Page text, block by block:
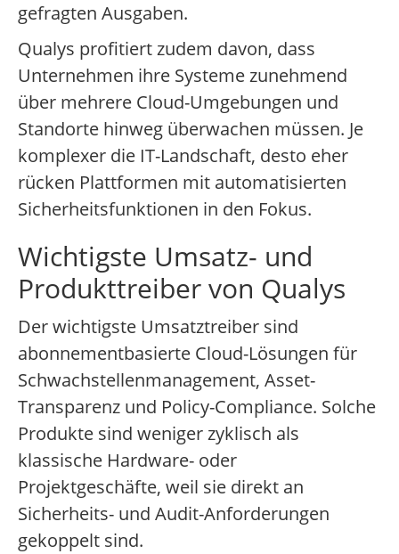
gefragten Ausgaben.
Qualys profitiert zudem davon, dass
Unternehmen ihre Systeme zunehmend
über mehrere Cloud-Umgebungen und
Standorte hinweg überwachen müssen. Je
komplexer die IT-Landschaft, desto eher
rücken Plattformen mit automatisierten
Sicherheitsfunktionen in den Fokus.
Wichtigste Umsatz- und
Produkttreiber von Qualys
Der wichtigste Umsatztreiber sind
abonnementbasierte Cloud-Lösungen für
Schwachstellenmanagement, Asset-
Transparenz und Policy-Compliance. Solche
Produkte sind weniger zyklisch als
klassische Hardware- oder
Projektgeschäfte, weil sie direkt an
Sicherheits- und Audit-Anforderungen
gekoppelt sind.